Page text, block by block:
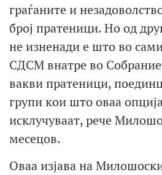
граѓаните и
број пратеници. Но од
не изненади е што во
СДСМ внатре во
вакви пратеници,
групи кои што оваа
исклучуваат, рече
месецов.
Оваа изјава на